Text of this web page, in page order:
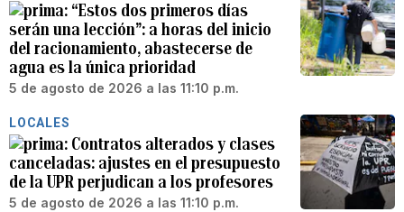
“Estos dos primeros días
serán una lección”: a horas del inicio
del racionamiento, abastecerse de
agua es la única prioridad
5 de agosto de 2026 a las 11:10 p.m.
LOCALES
Contratos alterados y clases
canceladas: ajustes en el presupuesto
de la UPR perjudican a los profesores
5 de agosto de 2026 a las 11:10 p.m.